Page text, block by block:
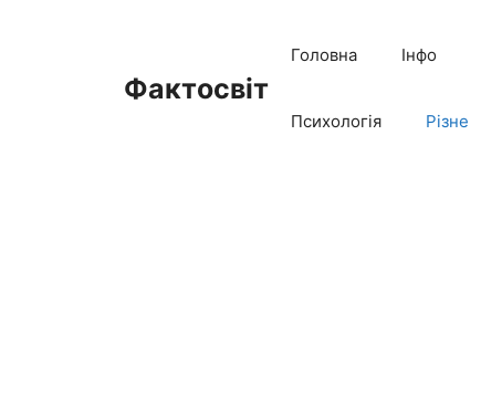
Фактосвіт
Головна Інфо
Психологія Різне